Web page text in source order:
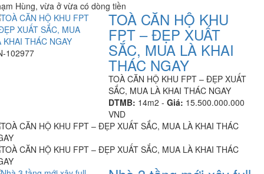
102977
TOÀ CĂN HỘ KHU
FPT – ĐẸP XUẤT
SẮC, MUA LÀ KHAI
THÁC NGAY
TOÀ CĂN HỘ KHU FPT – ĐẸP XUẤT
SẮC, MUA LÀ KHAI THÁC NGAY
DTMB: 14m2 -Giá: 15.500.000.000
VND